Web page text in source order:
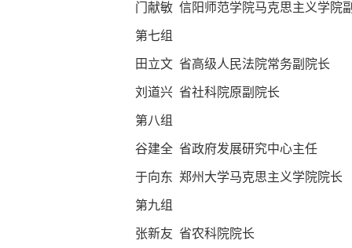
门献敏 信阳师范学院马克思主义学院
第七组
田立文 省高级人民法院常务副院长
刘道兴 省社科院原副院长
第八组
谷建全 省政府发展研究中心主任
于向东 郑州大学马克思主义学院院长
第九组
张新友 省农科院院长